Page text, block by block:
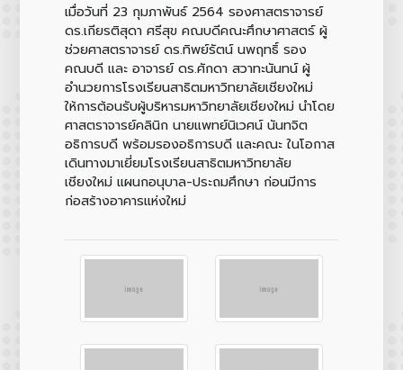
เมื่อวันที่ 23 กุมภาพันธ์ 2564 รองศาสตราจารย์
ดร.เกียรติสุดา ศรีสุข คณบดีคณะศึกษาศาสตร์ ผู้
ช่วยศาสตราจารย์ ดร.ทิพย์รัตน์ นพฤทธิ์ รอง
คณบดี และ อาจารย์ ดร.ศักดา สวาทะนันทน์ ผู้
อำนวยการโรงเรียนสาธิตมหาวิทยาลัยเชียงใหม่
ให้การต้อนรับผู้บริหารมหาวิทยาลัยเชียงใหม่ นำโดย
ศาสตราจารย์คลินิก นายแพทย์นิเวศน์ นันทจิต
อธิการบดี พร้อมรองอธิการบดี และคณะ ในโอกาส
เดินทางมาเยี่ยมโรงเรียนสาธิตมหาวิทยาลัย
เชียงใหม่ แผนกอนุบาล-ประถมศึกษา ก่อนมีการ
ก่อสร้างอาคารแห่งใหม่